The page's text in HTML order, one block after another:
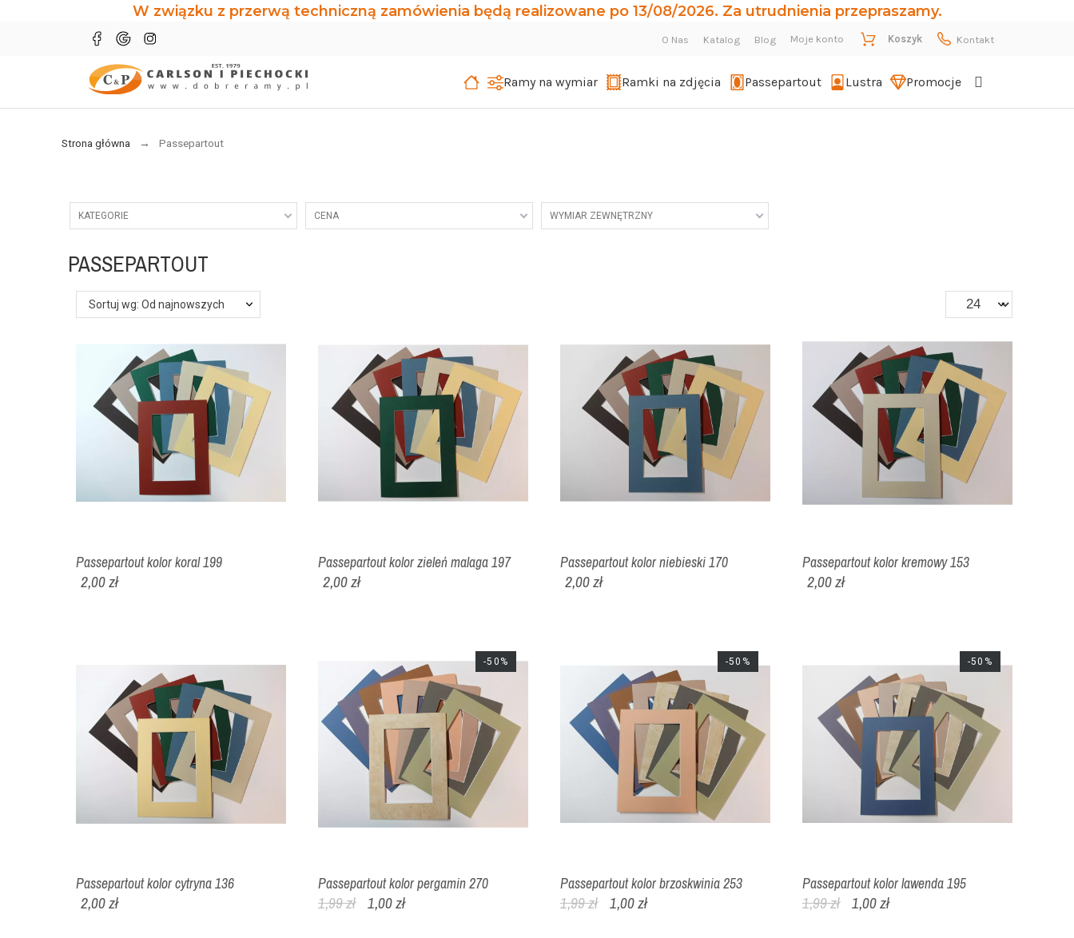
W związku z przerwą techniczną zamówienia będą realizowane po 13/08/2026. Za utrudnienia przepraszamy.
O Nas Katalog Blog Moje konto Koszyk Kontakt
Ramy na wymiar Ramki na zdjęcia Passepartout Lustra Promocje
Strona główna Passepartout
KATEGORIE CENA WYMIAR ZEWNĘTRZNY
PASSEPARTOUT
Sortuj wg: Od najnowszych
Passepartout kolor koral 199
2,00 zł
Passepartout kolor zieleń malaga 197
2,00 zł
Passepartout kolor niebieski 170
2,00 zł
Passepartout kolor kremowy 153
2,00 zł
Passepartout kolor cytryna 136
2,00 zł
Passepartout kolor pergamin 270
1,99 zł 1,00 zł
-50%
Passepartout kolor brzoskwinia 253
1,99 zł 1,00 zł
-50%
Passepartout kolor lawenda 195
1,99 zł 1,00 zł
-50%